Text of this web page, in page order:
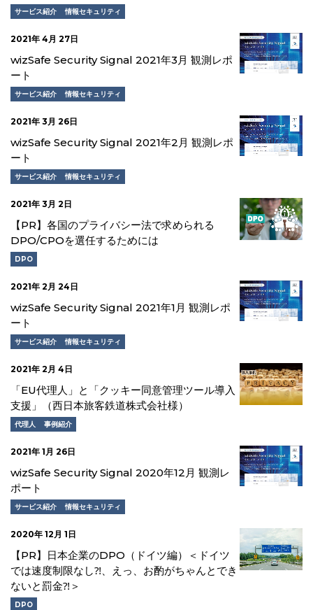
サービス紹介 情報セキュリティ
2021年 4月 27日
wizSafe Security Signal 2021年3月 観測レポ
ート
サービス紹介 情報セキュリティ
2021年 3月 26日
wizSafe Security Signal 2021年2月 観測レポ
ート
サービス紹介 情報セキュリティ
2021年 3月 2日
【PR】各国のプライバシー法で求められる
DPO/CPOを選任するためには
DPO
2021年 2月 24日
wizSafe Security Signal 2021年1月 観測レポ
ート
サービス紹介 情報セキュリティ
2021年 2月 4日
「EU代理人」と「クッキー同意管理ツール導入
支援」（西日本旅客鉄道株式会社様）
代理人 事例紹介
2021年 1月 26日
wizSafe Security Signal 2020年12月 観測レ
ポート
サービス紹介 情報セキュリティ
2020年 12月 1日
【PR】日本企業のDPO（ドイツ編）＜ドイツ
では速度制限なし⁈、えっ、お酌がちゃんとでき
ないと罰金⁈＞
DPO